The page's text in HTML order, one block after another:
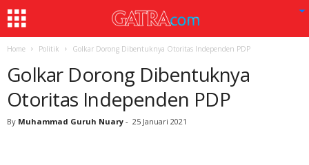
Home Politik Golkar Dorong Dibentuknya Otoritas Independen PDP
Golkar Dorong Dibentuknya
Otoritas Independen PDP
By Muhammad Guruh Nuary - 25 Januari 2021